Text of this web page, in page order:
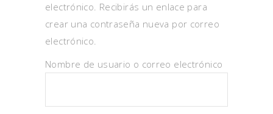
electrónico. Recibirás un enlace para
crear una contraseña nueva por correo
electrónico.
Nombre de usuario o correo electrónico